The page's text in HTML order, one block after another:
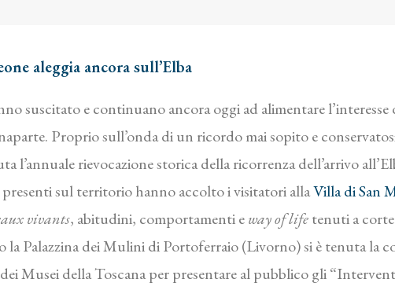
aleggia ancora sull’Elba
suscitato e continuano ancora oggi ad alimentare
Proprio sull’onda di un ricordo mai sopito e
l’annuale rievocazione storica della ricorrenza dell’arrivo
sul territorio hanno accolto i visitatori allaVilla di San
vivants, abitudini, comportamenti eway of lifetenuti a
la Palazzina dei Mulini di Portoferraio (Livorno) si è tenuta la
Musei della Toscana per presentare al pubblico gli